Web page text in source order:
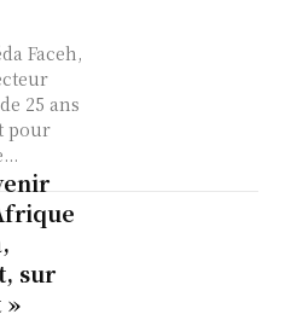
Faceh,
25 ans
pour
sur
»